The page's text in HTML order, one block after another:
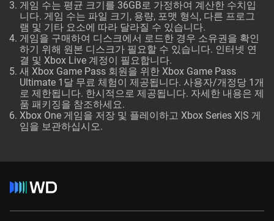
게임 수는 평균 크기를 36GB로 가정하여 계산한 수치입
니다. 게임 수는 파일 크기, 용량, 포맷 형식, 다른 프로그
램 및 기타 요소에 따라 달라질 수 있습니다.
게임을 구매하여 디스크에서 로드한 경우 소유권을 확인
하기 위해 원본 디스크가 필요할 수 있습니다. 인터넷 연
결 및 Xbox Live 계정이 필요합니다.
새 Xbox Game Pass 회원을 위한 Xbox Game Pass
Ultimate 1달 무료 체험이 제공됩니다. 사용자/개정당 1개
로 제한됩니다. 한시적으로 제공됩니다. 자세한 내용은 제
품 패키징을 참조하세요.
Xbox One 게임을 저장 및 플레이하고 Xbox Series X|S 게
임을 보관하십시오.